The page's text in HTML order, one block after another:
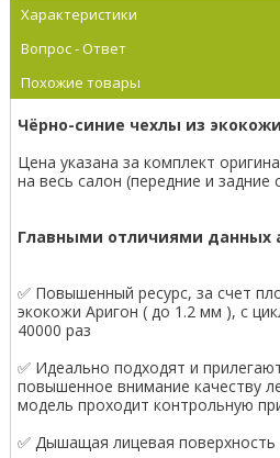
Характеристики
Вопрос - Ответ
Похожие товары
Чёрно-синие чехлы из
Цена указана за комплект
на весь салон (передние и задние
Главными отличиями данных
✅ Повышенный ресурс, за счет
экокожи Аригон ( до 1.2 мм ), с
40000 раз
✅ Идеально подходят и
повышенное внимание качеству
модель проходит контрольную
✅ Дышащая лицевая поверхность